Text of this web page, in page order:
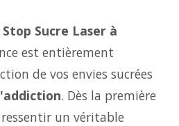
Stop Sucre Laser à
est entièrement
de vos envies sucrées
. Dès la première
un véritable